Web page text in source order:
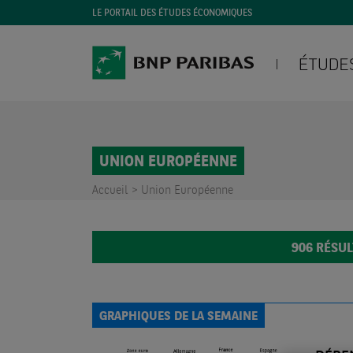
LE PORTAIL DES ÉTUDES ÉCONOMIQUES
UNION EUROPÉENNE
Accueil > Union Européenne
906
GRAPHIQUES DE LA SEMAINE